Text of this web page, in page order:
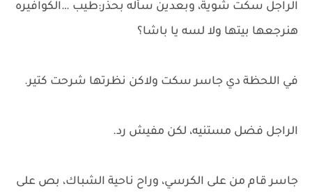
الراجل سكت شوية، وبعدين سأله بحذر:طيب …الكوافيره
هنرجعها بيتها ولا لسه يا باشا؟
في اللحظة دي جاسر سكت ولاكن نظرتها شرحت كتير.
الراجل فضل مستنيه، لكن مفيش رد.
جاسر قام من على الكرسي، وراح ناحية الشباك، بص على